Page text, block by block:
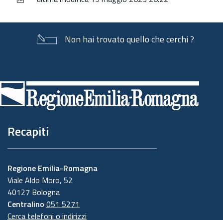
documento
Non hai trovato quello che cerchi ?
di
pagina
Recapiti
Regione Emilia-Romagna
Viale Aldo Moro, 52
40127 Bologna
Centralino 051 5271
Cerca telefoni o indirizzi